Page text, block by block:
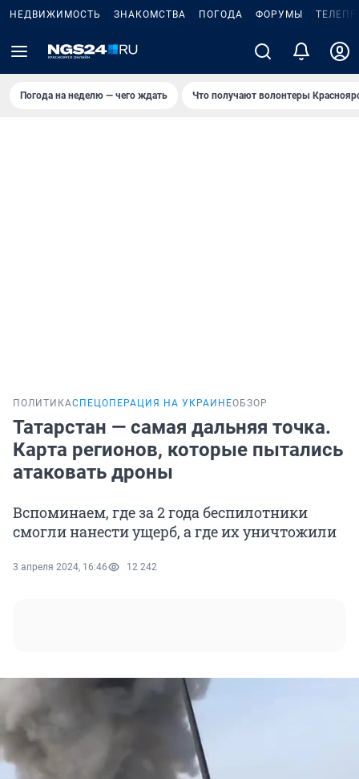
НЕДВИЖИМОСТЬ ЗНАКОМСТВА ПОГОДА ФОРУМЫ
Погода на неделю — чего ждать Что получают волонтеры
ПОЛИТИКАСПЕЦОПЕРАЦИЯ НА УКРАИНЕОБЗОР
Татарстан — самая дальняя точка.
Карта регионов, которые пытались
атаковать дроны
Вспоминаем, где за 2 года беспилотники
смогли нанести ущерб, а где их уничтожили
3 апреля 2024, 16:46 12 242